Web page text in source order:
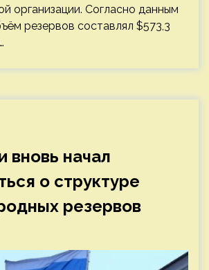
организации. Согласно данным
резервов составлял $573,3
вновь начал
о структуре
резервов